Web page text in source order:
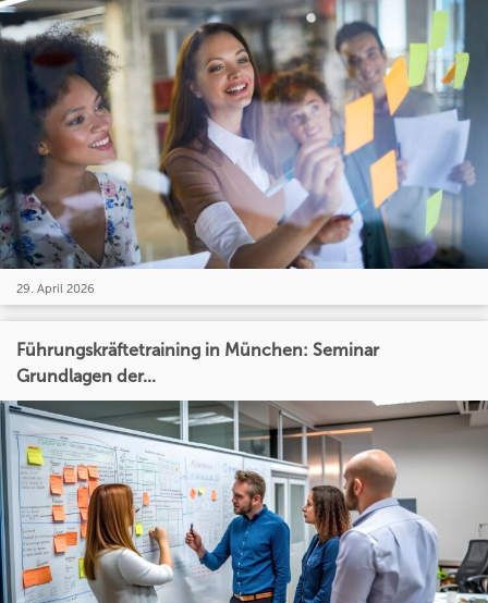
29. April 2026
Führungskräftetraining in München: Seminar
Grundlagen der...